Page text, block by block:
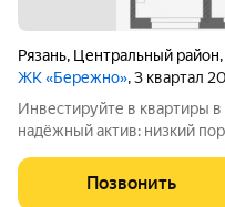
Рязань, Центральный район,
ЖК «Бережно», 3 квартал
Инвестируйте в квартиры
надёжный актив: низкий
Жилой квартал «Бережно» это проект класса Бизнес,
созданный с уважением к
Позвонить